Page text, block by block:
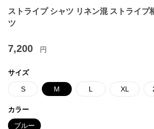
ストライプ シャツ リネン混 ストライプ
ツ
7,200 円
サイズ
S M L XL
カラー
ブルー